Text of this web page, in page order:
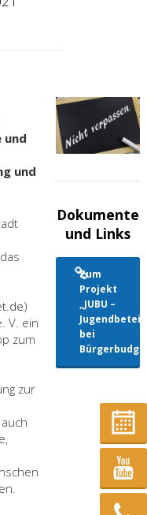
und
und
)
V. ein
zum
zur
Dokumente
und Links
Zum
Projekt
„JUBU –
bei